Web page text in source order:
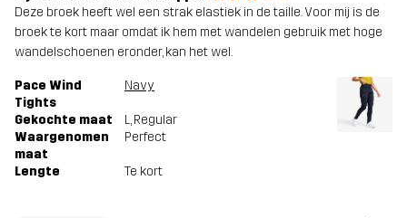
Deze broek heeft wel een strak elastiek in de taille. Voor mij is de
broek te kort maar omdat ik hem met wandelen gebruik met hoge
wandelschoenen eronder, kan het wel.
Pace Wind
Tights
Navy
Gekochte maat L, Regular
Waargenomen
maat
Perfect
Lengte Te kort